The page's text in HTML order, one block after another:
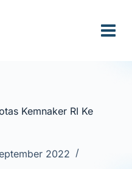
Kemnaker RI Ke
2022